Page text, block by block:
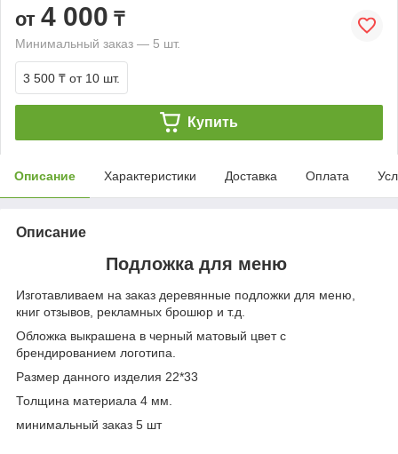
от 4 000 ₸
Минимальный заказ — 5 шт.
3 500 ₸ от 10 шт.
Купить
Описание Характеристики Доставка Оплата
Описание
Подложка для меню
Изготавливаем на заказ деревянные подложки для меню,
книг отзывов, рекламных брошюр и т.д.
Обложка выкрашена в черный матовый цвет с
брендированием логотипа.
Размер данного изделия 22*33
Толщина материала 4 мм.
минимальный заказ 5 шт